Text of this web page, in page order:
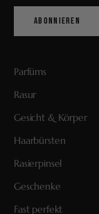
ABONNIEREN
Parfüms
Rasur
Gesicht & Körper
Haarbürsten
Rasierpinsel
Geschenke
Fast perfekt